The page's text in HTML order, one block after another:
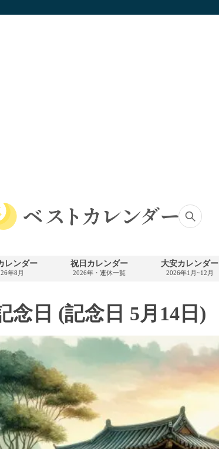
レンダー
年8月
祝日カレンダー
2026年・連休一覧
大安カレンダー
2026年1月~12月
念日 (記念日 5月14日)